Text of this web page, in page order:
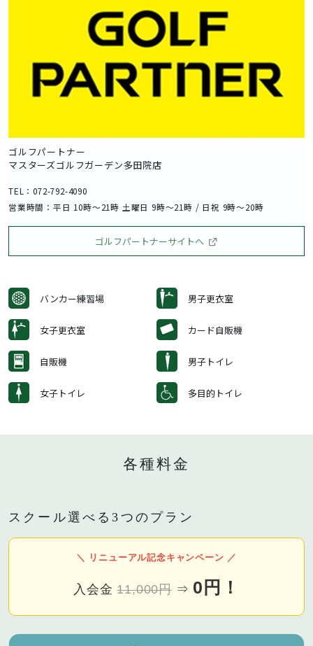
ゴルフパートナー
マスターズゴルフガーデン多田院店
TEL：072-792-4090
営業時間：平日 10時〜21時 土曜日 9時〜21時 / 日祝 9時〜20時
ゴルフパートナーサイトへ
バンカー練習場 男子更衣室
女子更衣室 カード自販機
自販機 男子トイレ
女子トイレ 多目的トイレ
各種料金
スクール選べる3つのプラン
＼ リニューアル記念キャンペーン ／
入会金11,000円 ⇒ 0円！